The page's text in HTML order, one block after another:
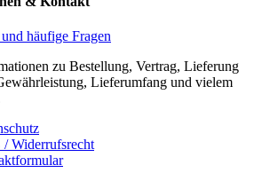
häufige Fragen
zu Bestellung, Vertrag, Lieferung
Lieferumfang und vielem
Widerrufsrecht